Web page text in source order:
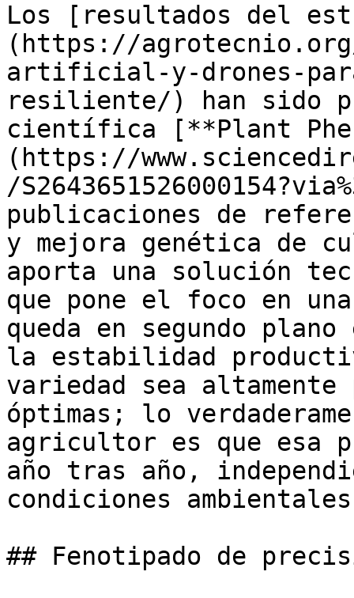
Los [resultados del
(https://
artificial-y-drones-
resiliente/) han sido
científica [**Plant
(https://
/
publicaciones de
y mejora genética de
aporta una solución
que pone el foco en
queda en segundo
la estabilidad
variedad sea
óptimas; lo
agricultor es que esa
año tras año,
condiciones
## Fenotipado de